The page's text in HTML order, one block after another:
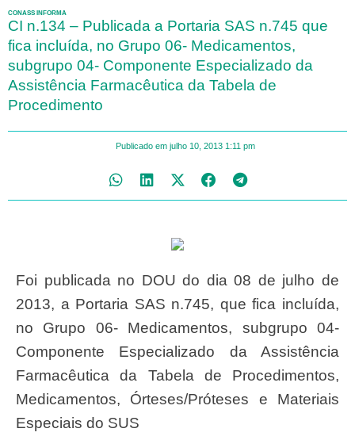
CONASS INFORMA
CI n.134 – Publicada a Portaria SAS n.745 que
fica incluída, no Grupo 06- Medicamentos,
subgrupo 04- Componente Especializado da
Assistência Farmacêutica da Tabela de
Procedimento
Publicado em julho 10, 2013 1:11 pm
Foi publicada no DOU do dia 08 de julho de
2013, a Portaria SAS n.745, que fica incluída,
no Grupo 06- Medicamentos, subgrupo 04-
Componente Especializado da Assistência
Farmacêutica da Tabela de Procedimentos,
Medicamentos, Órteses/Próteses e Materiais
Especiais do SUS